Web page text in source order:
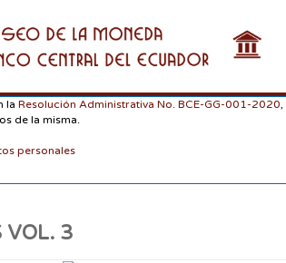
la Resolución Administrativa No. BCE-GG-001-2020
de la misma.
personales
VOL. 3